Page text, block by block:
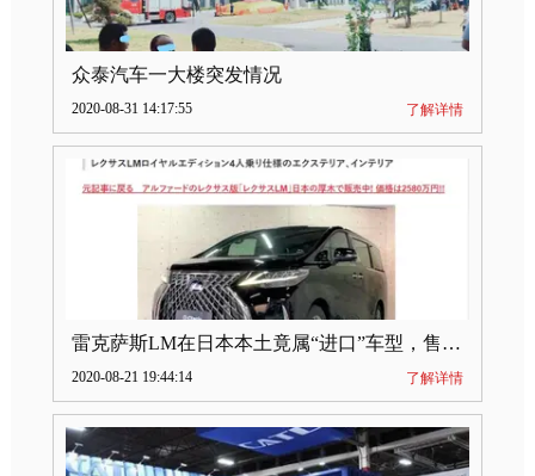
众泰汽车一大楼突发情况
2020-08-31 14:17:55 了解详情
雷克萨斯LM在日本本土竟属“进口”车型，售价2580万日元
2020-08-21 19:44:14 了解详情